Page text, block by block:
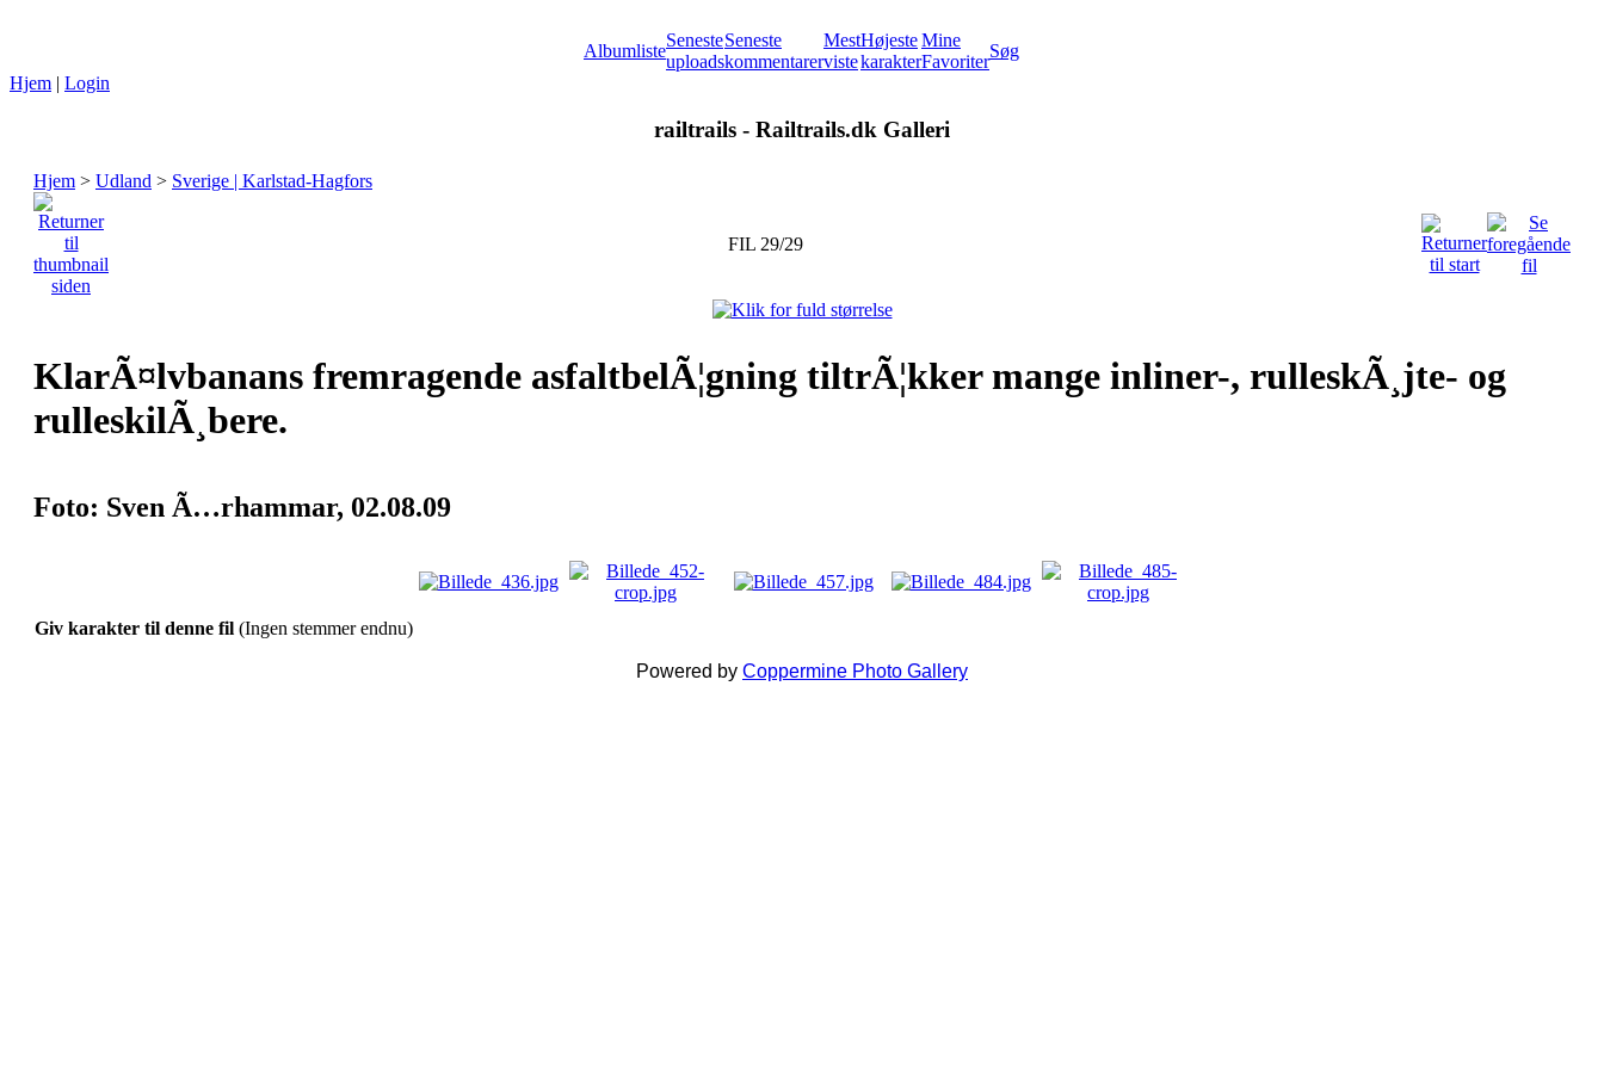
Albumliste
Seneste
uploads
Seneste
kommentarer
Mest
viste
Højeste
karakter
Mine
Favoriter
Søg
Hjem | Login
railtrails - Railtrails.dk Galleri
Hjem > Udland > Sverige | Karlstad-Hagfors
FIL 29/29
KlarÃ¤lvbanans fremragende asfaltbelÃ¦gning tiltrÃ¦kker mange inliner-, rulleskÃ¸jte- og
rulleskilÃ¸bere.
Foto: Sven Ã…rhammar, 02.08.09
Giv karakter til denne fil (Ingen stemmer endnu)
Powered by Coppermine Photo Gallery